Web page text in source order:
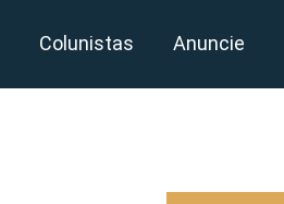
Colunistas Anuncie